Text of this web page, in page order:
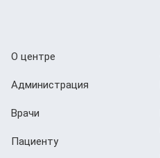
О центре
Администрация
Врачи
Пациенту